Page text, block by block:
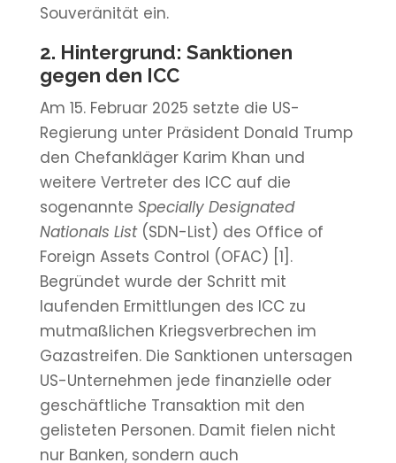
Souveränität ein.
2. Hintergrund: Sanktionen
gegen den ICC
Am 15. Februar 2025 setzte die US-
Regierung unter Präsident Donald Trump
den Chefankläger Karim Khan und
weitere Vertreter des ICC auf die
sogenannte Specially Designated
Nationals List(SDN-List) des Office of
Foreign Assets Control (OFAC) [1].
Begründet wurde der Schritt mit
laufenden Ermittlungen des ICC zu
mutmaßlichen Kriegsverbrechen im
Gazastreifen. Die Sanktionen untersagen
US-Unternehmen jede finanzielle oder
geschäftliche Transaktion mit den
gelisteten Personen. Damit fielen nicht
nur Banken, sondern auch